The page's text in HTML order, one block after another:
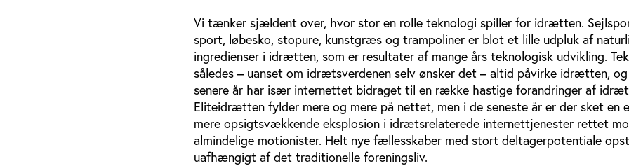
Vi tænker sjældent over, hvor stor en rolle teknologi spiller for idrætten.
sport, løbesko, stopure, kunstgræs og trampoliner er blot et lille udpluk af
ingredienser i idrætten, som er resultater af mange års teknologisk udvikling.
således – uanset om idrætsverdenen selv ønsker det – altid påvirke idrætten,
senere år har især internettet bidraget til en række hastige forandringer af
Eliteidrætten fylder mere og mere på nettet, men i de seneste år er der sket en
mere opsigtsvækkende eksplosion i idrætsrelaterede internettjenester rettet
almindelige motionister. Helt nye fællesskaber med stort deltagerpotentiale
uafhængigt af det traditionelle foreningsliv.